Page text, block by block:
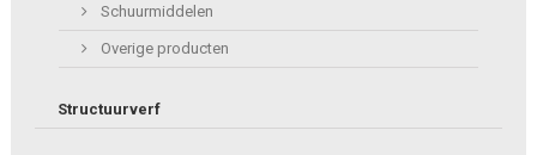
Schuurmiddelen
Overige producten
Structuurverf